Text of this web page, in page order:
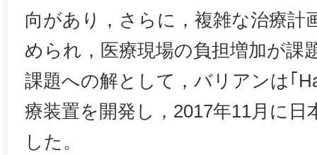
向があり，さらに，複雑な治療計
められ，医療現場の負担増加が課
課題への解として，バリアンは｢
療装置を開発し，2017年11月に日
した。